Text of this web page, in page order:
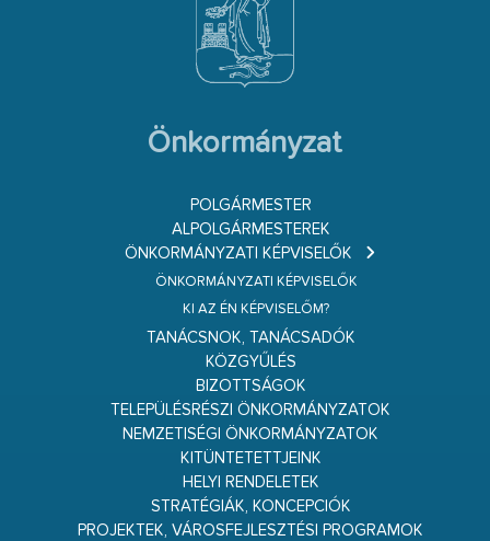
Önkormányzat
POLGÁRMESTER
ALPOLGÁRMESTEREK
ÖNKORMÁNYZATI KÉPVISELŐK
ÖNKORMÁNYZATI KÉPVISELŐK
KI AZ ÉN KÉPVISELŐM?
TANÁCSNOK, TANÁCSADÓK
KÖZGYŰLÉS
BIZOTTSÁGOK
TELEPÜLÉSRÉSZI ÖNKORMÁNYZATOK
NEMZETISÉGI ÖNKORMÁNYZATOK
KITÜNTETETTJEINK
HELYI RENDELETEK
STRATÉGIÁK, KONCEPCIÓK
PROJEKTEK, VÁROSFEJLESZTÉSI PROGRAMOK